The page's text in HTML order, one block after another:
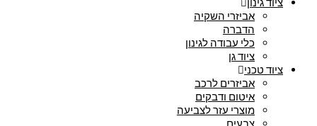
אביזרי השקיה
הדברה
כלי עבודה לגינון
ציוד גן
ציוד טכני
אביזרים לרכב
איטום ודבקים
מוצרי עזר לצביעה
צבעים